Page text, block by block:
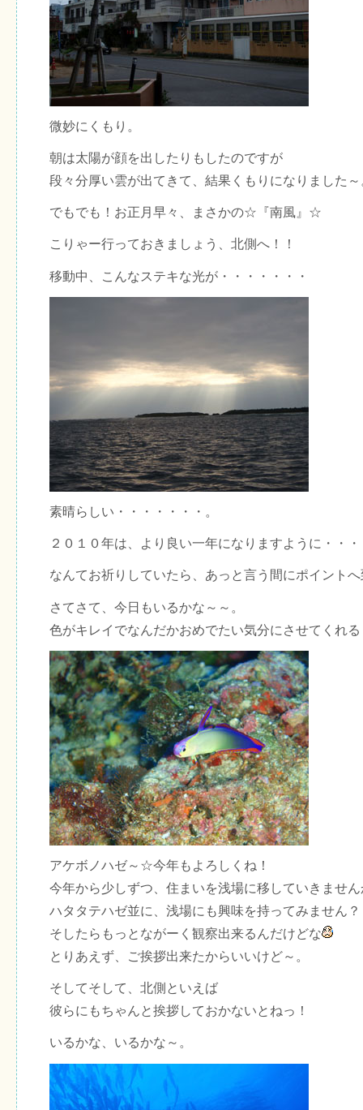
微妙にくもり。
朝は太陽が顔を出したりもしたのですが
段々分厚い雲が出てきて、結果くもりになりました～
でもでも！お正月早々、まさかの☆『南風』☆
こりゃー行っておきましょう、北側へ！！
移動中、こんなステキな光が・・・・・・・
素晴らしい・・・・・・・。
２０１０年は、より良い一年になりますように・・
なんてお祈りしていたら、あっと言う間にポイント
さてさて、今日もいるかな～～。
色がキレイでなんだかおめでたい気分にさせてくれ
アケボノハゼ～☆今年もよろしくね！
今年から少しずつ、住まいを浅場に移していきませ
ハタタテハゼ並に、浅場にも興味を持ってみません？
そしたらもっとながーく観察出来るんだけどな
とりあえず、ご挨拶出来たからいいけど～。
そしてそして、北側といえば
彼らにもちゃんと挨拶しておかないとねっ！
いるかな、いるかな～。